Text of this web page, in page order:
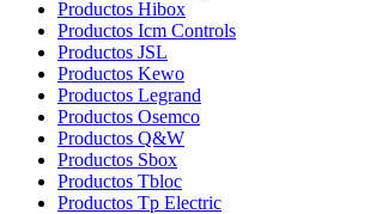
Productos Hibox
Productos Icm Controls
Productos JSL
Productos Kewo
Productos Legrand
Productos Osemco
Productos Q&W
Productos Sbox
Productos Tbloc
Productos Tp Electric